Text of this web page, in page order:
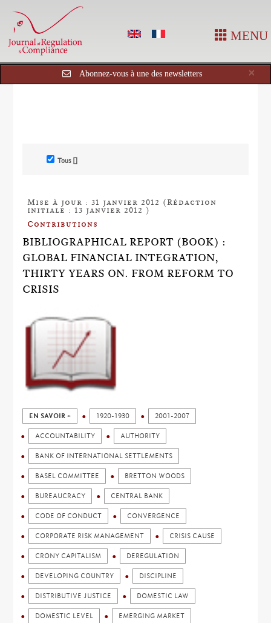
MENU
×
Abonnez-vous à une des newsletters
Tous []
Mise à jour : 31 janvier 2012 (Rédaction
initiale : 13 janvier 2012 )
Contributions
BIBLIOGRAPHICAL REPORT (BOOK) :
GLOBAL FINANCIAL INTEGRATION,
THIRTY YEARS ON. FROM REFORM TO
CRISIS
EN SAVOIR + 1920-1930 2001-2007
ACCOUNTABILITY AUTHORITY
BANK OF INTERNATIONAL SETTLEMENTS
BASEL COMMITTEE BRETTON WOODS
BUREAUCRACY CENTRAL BANK
CODE OF CONDUCT CONVERGENCE
CORPORATE RISK MANAGEMENT CRISIS CAUSE
CRONY CAPITALISM DEREGULATION
DEVELOPING COUNTRY DISCIPLINE
DISTRIBUTIVE JUSTICE DOMESTIC LAW
DOMESTIC LEVEL EMERGING MARKET